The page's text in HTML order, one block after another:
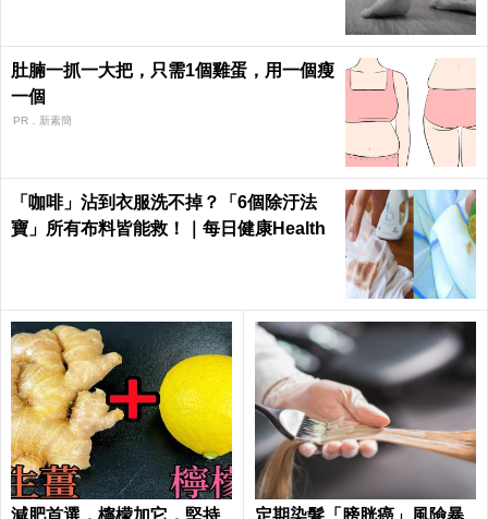
肚腩一抓一大把，只需1個雞蛋，用一個瘦
一個
PR．新素簡
「咖啡」沾到衣服洗不掉？「6個除汙法
寶」所有布料皆能救！｜每日健康Health
減肥首選，檸檬加它，堅持 定期染髮「膀胱癌」風險暴